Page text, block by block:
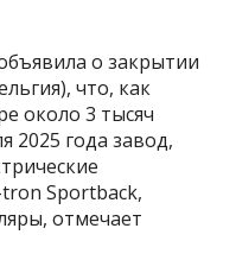
о закрытии
что, как
около 3 тысяч
2025 года завод,
Sportback,
отмечает